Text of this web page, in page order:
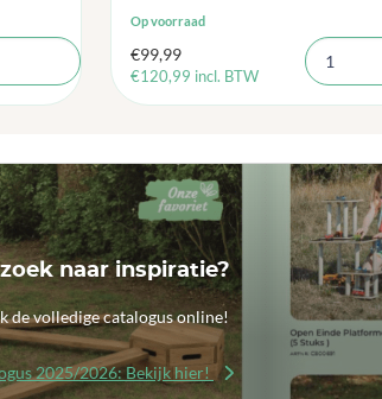
Op voorraad
€99,99
€120,99 incl. BTW
naar inspiratie?
de volledige catalogus online!
2025/2026: Bekijk hier!